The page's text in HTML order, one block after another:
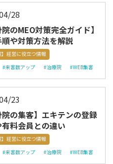
28
院のMEO対策完全ガイド】
や対策方法を解説
】経営に役立つ情報
#来客数アップ #治療院 #WEB集客
23
院の集客】エキテンの登録
料会員との違い
】経営に役立つ情報
#来客数アップ #治療院 #WEB集客